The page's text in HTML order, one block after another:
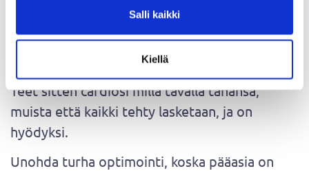
Salli kaikki
Kiellä
koneeseen, lenkkarit jalkaan ja menoksi ennen
kuin aivot ehtivät tajuta mitä tapahtuu!
Teet sitten cardiosi millä tavalla tahansa,
muista että kaikki tehty lasketaan, ja on
hyödyksi.
Unohda turha optimointi, koska pääasia on